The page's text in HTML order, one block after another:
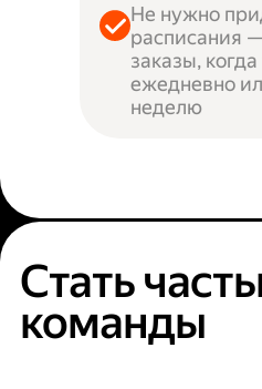
Не нужно
расписания
заказы,
ежедневно
неделю
Стать
команды